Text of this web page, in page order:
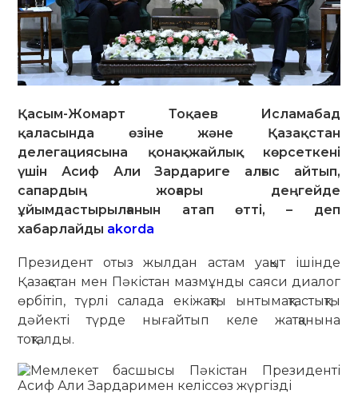
Қасым-Жомарт Тоқаев Исламабад
қаласында өзіне және Қазақстан
делегациясына қонақжайлық көрсеткені
үшін Асиф Али Зардариге алғыс айтып,
сапардың жоғары деңгейде
ұйымдастырылғанын атап өтті, – деп
хабарлайды akorda
Президент отыз жылдан астам уақыт ішінде
Қазақстан мен Пәкістан мазмұнды саяси диалог
өрбітіп, түрлі салада екіжақты ынтымақтастықты
дәйекті түрде нығайтып келе жатқанына
тоқталды.